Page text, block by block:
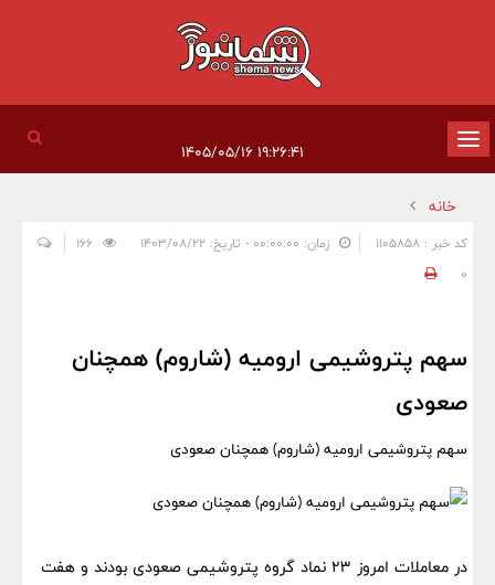
تغییر
وضعیت
ناوبری
خانه
کد خبر : 1105858 زمان: ۰۰:۰۰:۰۰ - تاریخ: ۱۴۰۳/۰۸/۲۲
0
سهم پتروشیمی ارومیه (شاروم) همچنان
صعودی
سهم پتروشیمی ارومیه (شاروم) همچنان صعودی
در معاملات امروز ۲۳ نماد گروه پتروشیمی صعودی بودند و هفت